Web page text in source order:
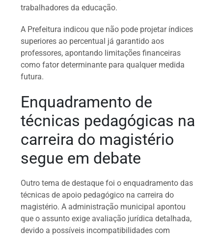
trabalhadores da educação.
A Prefeitura indicou que não pode projetar índices
superiores ao percentual já garantido aos
professores, apontando limitações financeiras
como fator determinante para qualquer medida
futura.
Enquadramento de
técnicas pedagógicas na
carreira do magistério
segue em debate
Outro tema de destaque foi o enquadramento das
técnicas de apoio pedagógico na carreira do
magistério. A administração municipal apontou
que o assunto exige avaliação jurídica detalhada,
devido a possíveis incompatibilidades com